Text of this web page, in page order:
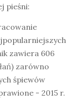
pieśni:
zawiera 606
zarówno
śpiewów
- 2015 r.